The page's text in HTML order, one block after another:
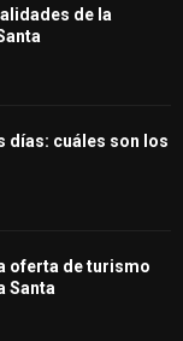
de la
días: cuáles son los
oferta de turismo
Santa